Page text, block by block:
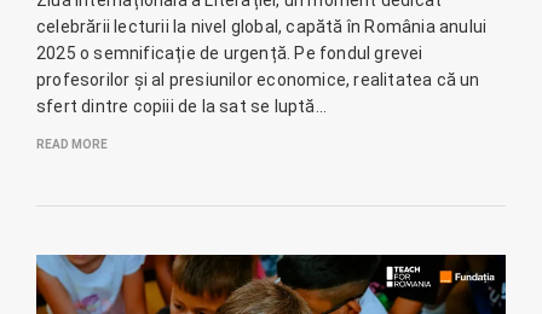
celebrării lecturii la nivel global, capătă în România anului
2025 o semnificație de urgență. Pe fondul grevei
profesorilor și al presiunilor economice, realitatea că un
sfert dintre copiii de la sat se luptă…
READ MORE